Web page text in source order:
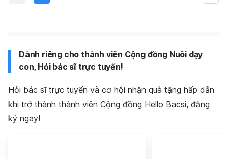
Dành riêng cho thành viên Cộng đồng Nuôi dạy
con, Hỏi bác sĩ trực tuyến!
Hỏi bác sĩ trực tuyến và cơ hội nhận quà tặng hấp dẫn
khi trở thành thành viên Cộng đồng Hello Bacsi, đăng
ký ngay!